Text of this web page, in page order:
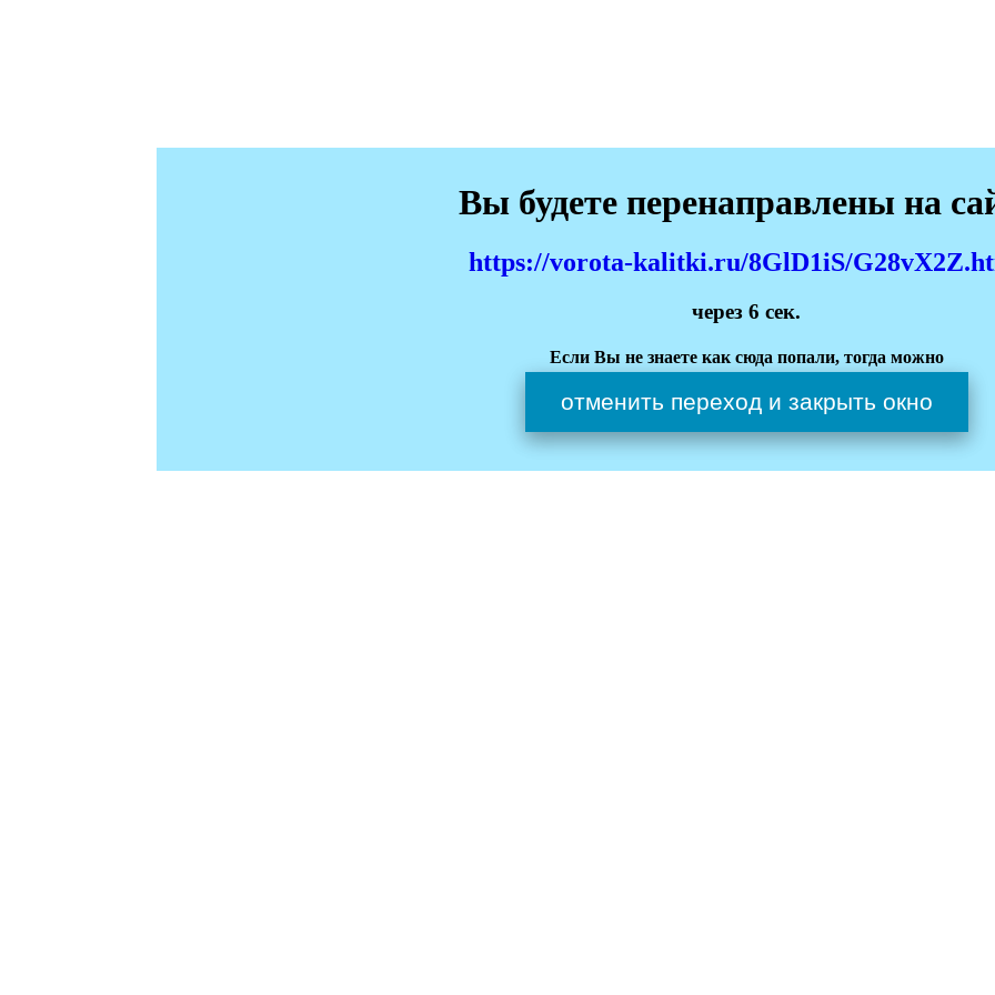
Вы будете перенаправлены на
https://vorota-kalitki.ru/8GlD1iS/
через 6 сек.
Если Вы не знаете как сюда попали, тогда можно
отменить переход и закрыть окно